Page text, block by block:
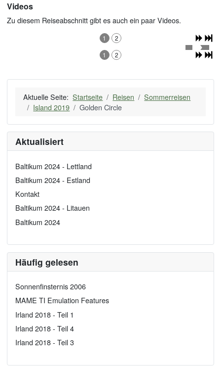
Videos
Zu diesem Reiseabschnitt gibt es auch ein paar Videos.
1 2
1 2
Aktuelle Seite:Startseite Reisen
Sommerreisen
Island 2019
Golden Circle
Aktualisiert
Baltikum 2024 - Lettland
Baltikum 2024 - Estland
Kontakt
Baltikum 2024 - Litauen
Baltikum 2024
Häufig gelesen
Sonnenfinsternis 2006
MAME TI Emulation Features
Irland 2018 - Teil 1
Irland 2018 - Teil 4
Irland 2018 - Teil 3